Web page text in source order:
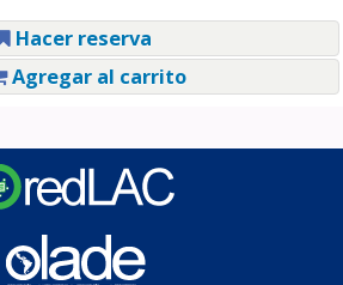
Hacer reserva
Agregar al carrito